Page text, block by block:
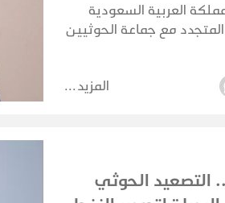
العربية السعودية
مع جماعة الحوثيين
المزيد
التصعيد الحوثي